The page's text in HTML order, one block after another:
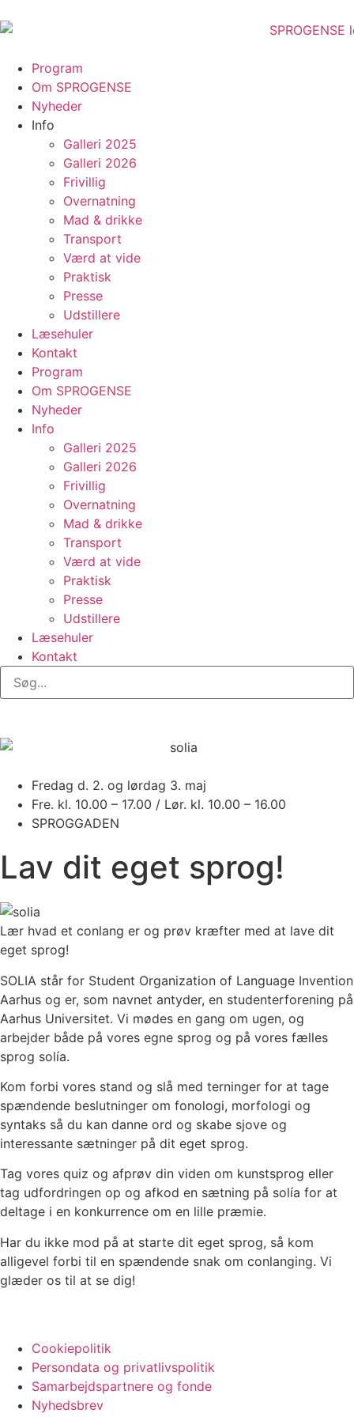
Program
Om SPROGENSE
Nyheder
Info
Galleri 2025
Galleri 2026
Frivillig
Overnatning
Mad & drikke
Transport
Værd at vide
Praktisk
Presse
Udstillere
Læsehuler
Kontakt
Program
Om SPROGENSE
Nyheder
Info
Galleri 2025
Galleri 2026
Frivillig
Overnatning
Mad & drikke
Transport
Værd at vide
Praktisk
Presse
Udstillere
Læsehuler
Kontakt
Fredag d. 2. og lørdag 3. maj
Fre. kl. 10.00 – 17.00 / Lør. kl. 10.00 – 16.00
SPROGGADEN
Lav dit eget sprog!
Lær hvad et conlang er og prøv kræfter med at lave dit
eget sprog!
SOLIA står for Student Organization of Language Invention
Aarhus og er, som navnet antyder, en studenterforening på
Aarhus Universitet. Vi mødes en gang om ugen, og
arbejder både på vores egne sprog og på vores fælles
sprog solía.
Kom forbi vores stand og slå med terninger for at tage
spændende beslutninger om fonologi, morfologi og
syntaks så du kan danne ord og skabe sjove og
interessante sætninger på dit eget sprog.
Tag vores quiz og afprøv din viden om kunstsprog eller
tag udfordringen op og afkod en sætning på solía for at
deltage i en konkurrence om en lille præmie.
Har du ikke mod på at starte dit eget sprog, så kom
alligevel forbi til en spændende snak om conlanging. Vi
glæder os til at se dig!
Cookiepolitik
Persondata og privatlivspolitik
Samarbejdspartnere og fonde
Nyhedsbrev